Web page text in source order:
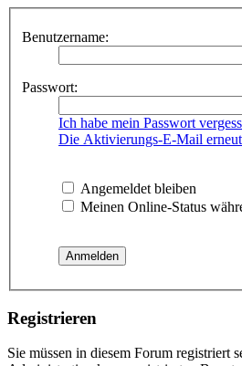
Benutzername:
Passwort:
Ich habe mein Passwort
Die Aktivierungs-E-Mail erneut
Angemeldet bleiben
Meinen Online-Status
Registrieren
Sie müssen in diesem Forum